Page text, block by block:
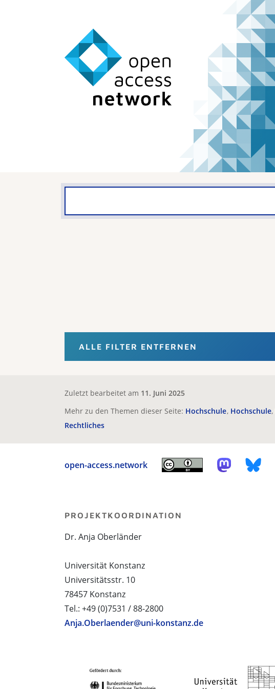
ALLE FILTER ENTFERNEN
Zuletzt bearbeitet am 11. Juni 2025
Mehr zu den Themen dieser Seite: Hochschule Hochschule
Rechtliches
open-access.network
PROJEKTKOORDINATION
Dr. Anja Oberländer
Universität Konstanz
Universitätsstr. 10
78457 Konstanz
Tel.: +49 (0)7531 / 88-2800
Anja.Oberlaender@uni-konstanz.de